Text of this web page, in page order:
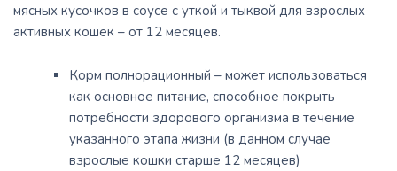
мясных кусочков в соусе с уткой и тыквой для взрослых
активных кошек – от 12 месяцев.
Корм полнорационный – может использоваться
как основное питание, способное покрыть
потребности здорового организма в течение
указанного этапа жизни (в данном случае
взрослые кошки старше 12 месяцев)